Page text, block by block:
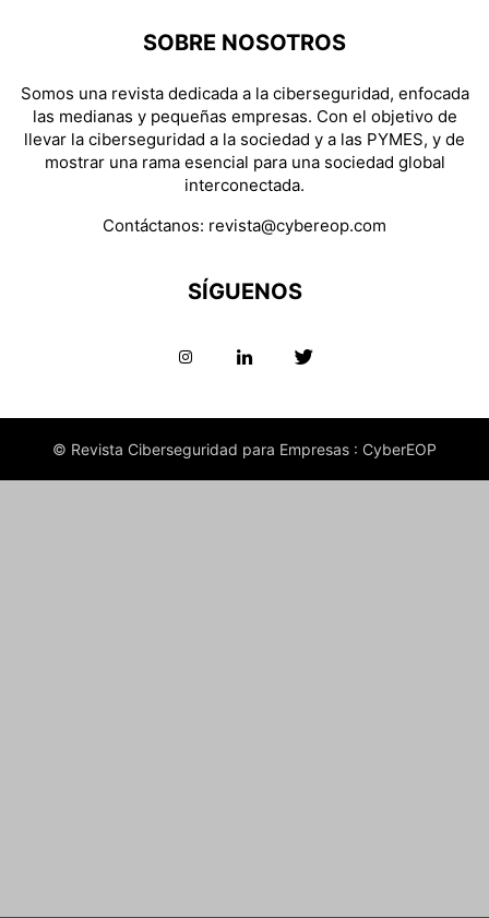
SOBRE NOSOTROS
Somos una revista dedicada a la ciberseguridad, enfocada
las medianas y pequeñas empresas. Con el objetivo de
llevar la ciberseguridad a la sociedad y a las PYMES, y de
mostrar una rama esencial para una sociedad global
interconectada.
Contáctanos: revista@cybereop.com
SÍGUENOS
© Revista Ciberseguridad para Empresas : CyberEOP